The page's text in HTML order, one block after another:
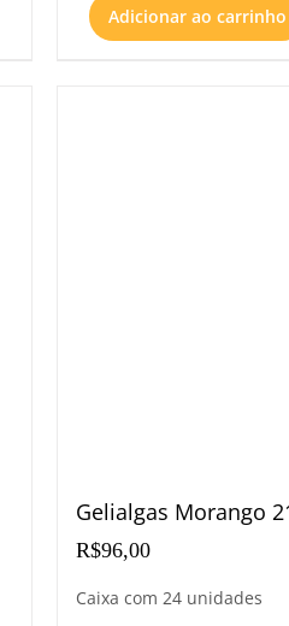
Adicionar ao carrinho
Gelialgas Morango
Caixa com 24 unidades
R$96,00